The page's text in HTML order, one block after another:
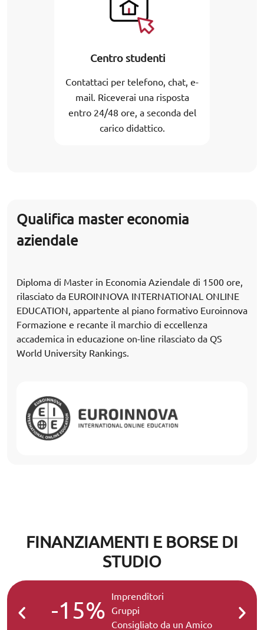
Centro studenti
Contattaci per telefono, chat, e-
mail. Riceverai una risposta
entro 24/48 ore, a seconda del
carico didattico.
Qualifica master economia
aziendale
Diploma di Master in Economia Aziendale di 1500 ore,
rilasciato da EUROINNOVA INTERNATIONAL ONLINE
EDUCATION, appartente al piano formativo Euroinnova
Formazione e recante il marchio di eccellenza
accademica in educazione on-line rilasciato da QS
World University Rankings.
FINANZIAMENTI E BORSE DI
STUDIO
-15%
Imprenditori
Gruppi
Consigliato da un Amico
-